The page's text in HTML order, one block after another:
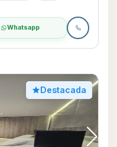
Whatsapp
Destacada